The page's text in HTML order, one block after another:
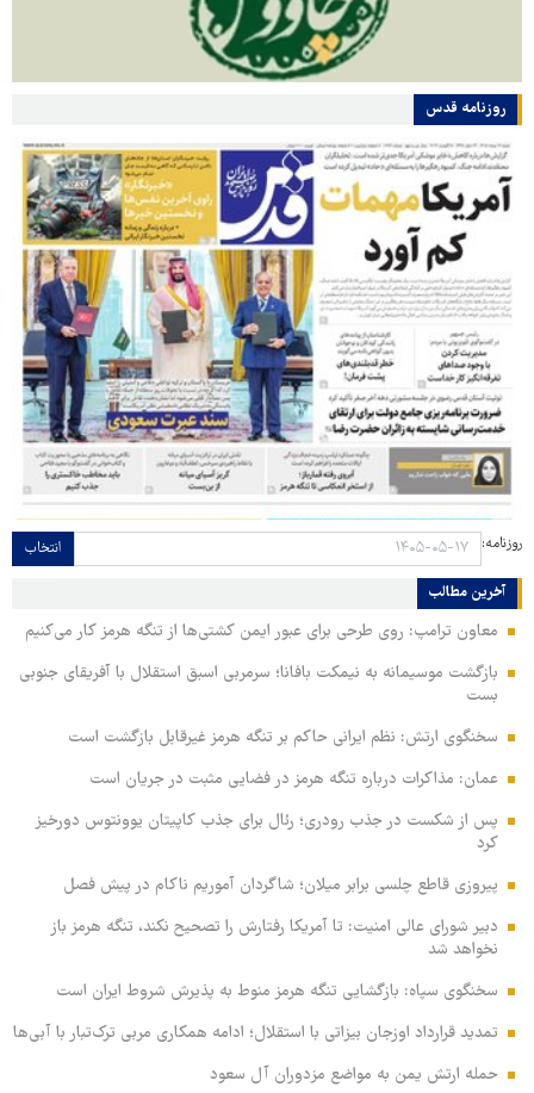
روزنامه قدس
روزنامه: انتخاب
آخرین مطالب
معاون ترامپ: روی طرحی برای عبور ایمن کشتی‌ها از تنگه هرمز کار می‌کنیم
بازگشت موسیمانه به نیمکت بافانا؛ سرمربی اسبق استقلال با آفریقای جنوبی
بست
سخنگوی ارتش: نظم ایرانی حاکم بر تنگه هرمز غیرقابل بازگشت است
عمان: مذاکرات درباره تنگه هرمز در فضایی مثبت در جریان است
پس از شکست در جذب رودری؛ رئال برای جذب کاپیتان یوونتوس دورخیز
کرد
پیروزی قاطع چلسی برابر میلان؛ شاگردان آموریم ناکام در پیش فصل
دبیر شورای عالی امنیت: تا آمریکا رفتارش را تصحیح نکند، تنگه هرمز باز
نخواهد شد
سخنگوی سپاه: بازگشایی تنگه هرمز منوط به پذیرش شروط ایران است
تمدید قرارداد اوزجان بیزاتی با استقلال؛ ادامه همکاری مربی ترک‌تبار با آبی‌ها
حمله ارتش یمن به مواضع مزدوران آل سعود